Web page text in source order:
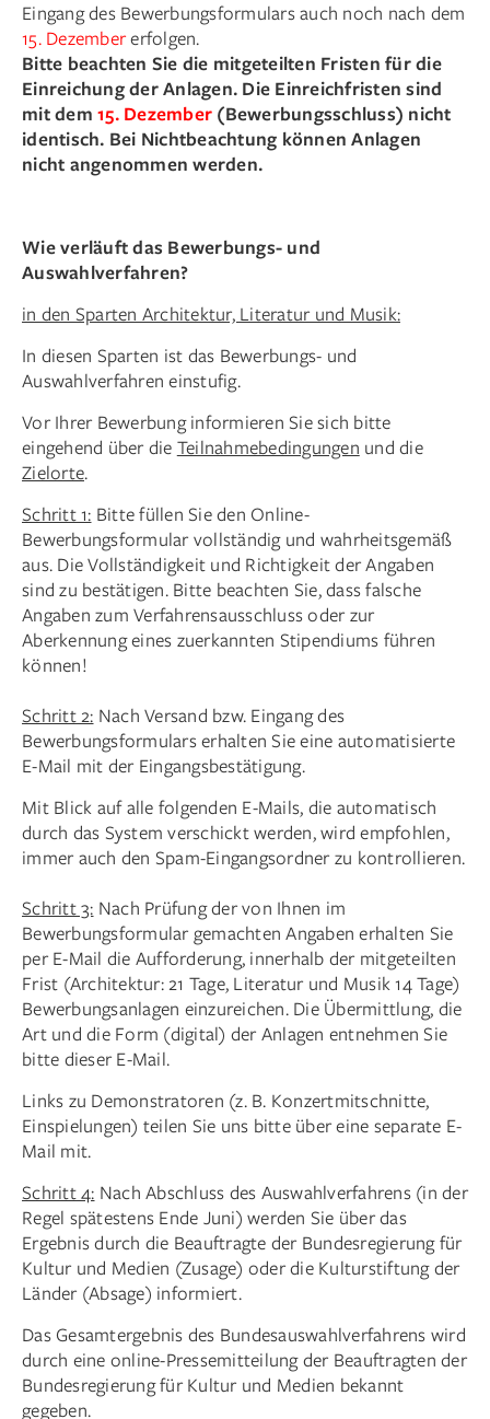
Eingang des Bewerbungsformulars auch noch nach dem
15. Dezembererfolgen.
Bitte beachten Sie die mitgeteilten Fristen für die
Einreichung der Anlagen. Die Einreichfristen sind
mit dem 15. Dezember (Bewerbungsschluss) nicht
identisch. Bei Nichtbeachtung können Anlagen
nicht angenommen werden.
Wie verläuft das Bewerbungs- und
Auswahlverfahren?
in den Sparten Architektur, Literatur und Musik:
In diesen Sparten ist das Bewerbungs- und
Auswahlverfahren einstufig.
Vor Ihrer Bewerbung informieren Sie sich bitte
eingehend über die Teilnahmebedingungen und die
Zielorte.
Schritt 1: Bitte füllen Sie den Online-
Bewerbungsformular vollständig und wahrheitsgemäß
aus. Die Vollständigkeit und Richtigkeit der Angaben
sind zu bestätigen. Bitte beachten Sie, dass falsche
Angaben zum Verfahrensausschluss oder zur
Aberkennung eines zuerkannten Stipendiums führen
können!
Schritt 2: Nach Versand bzw. Eingang des
Bewerbungsformulars erhalten Sie eine automatisierte
E-Mail mit der Eingangsbestätigung.
Mit Blick auf alle folgenden E-Mails, die automatisch
durch das System verschickt werden, wird empfohlen,
immer auch den Spam-Eingangsordner zu kontrollieren.
Schritt 3: Nach Prüfung der von Ihnen im
Bewerbungsformular gemachten Angaben erhalten Sie
per E-Mail die Aufforderung, innerhalb der mitgeteilten
Frist (Architektur: 21 Tage, Literatur und Musik 14 Tage)
Bewerbungsanlagen einzureichen. Die Übermittlung, die
Art und die Form (digital) der Anlagen entnehmen Sie
bitte dieser E-Mail.
Links zu Demonstratoren (z. B. Konzertmitschnitte,
Einspielungen) teilen Sie uns bitte über eine separate E-
Mail mit.
Schritt 4: Nach Abschluss des Auswahlverfahrens (in der
Regel spätestens Ende Juni) werden Sie über das
Ergebnis durch die Beauftragte der Bundesregierung für
Kultur und Medien (Zusage) oder die Kulturstiftung der
Länder (Absage) informiert.
Das Gesamtergebnis des Bundesauswahlverfahrens wird
durch eine online-Pressemitteilung der Beauftragten der
Bundesregierung für Kultur und Medien bekannt
gegeben.